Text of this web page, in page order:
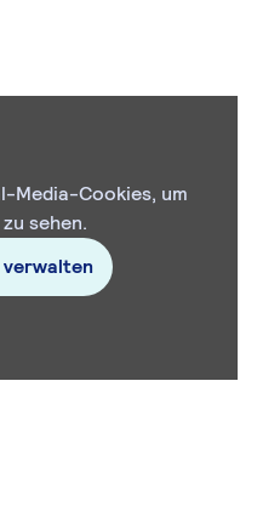
Media-Cookies, um
sehen.
verwalten